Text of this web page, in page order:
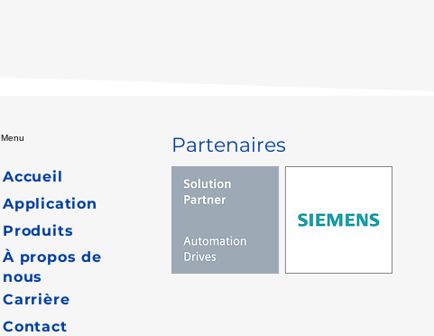
Menu
Accueil
Application
Produits
À propos de
nous
Carrière
Contact
Partenaires